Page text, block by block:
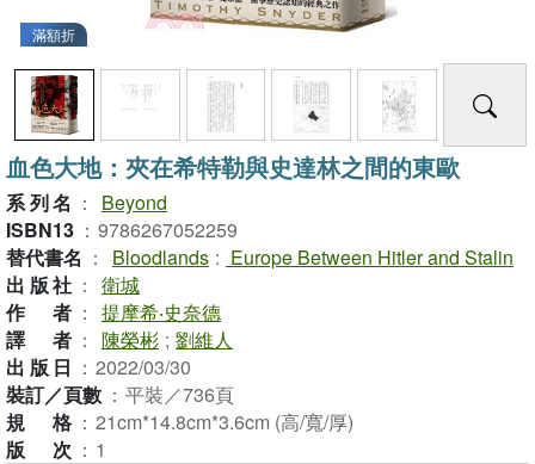
滿額折
血色大地：夾在希特勒與史達林之間的東歐
系列名 ：
Beyond
ISBN13 ： 9786267052259
替代書名 ： Bloodlands : Europe Between Hitler and Stalin
出版社 ： 衛城
作者 ： 提摩希‧史奈德
譯者 ： 陳榮彬 ; 劉維人
出版日 ： 2022/03/30
裝訂／頁數 ： 平裝／736頁
規格 ： 21cm*14.8cm*3.6cm (高/寬/厚)
版次 ： 1